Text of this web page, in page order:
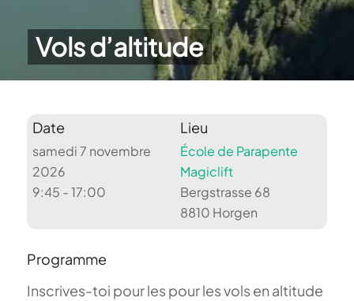
Vols d’altitude
Date
samedi 7 novembre
2026
9:45 - 17:00
Lieu
École de Parapente
Magiclift
Bergstrasse 68
8810 Horgen
Programme
Inscrives-toi pour les pour les vols en altitude